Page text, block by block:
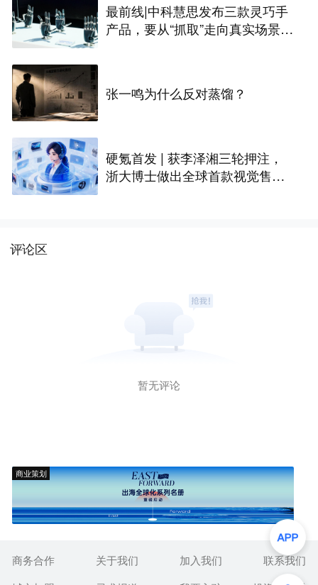
最前线|中科慧思发布三款灵巧手
产品，要从“抓取”走向真实场景作
张一鸣为什么反对蒸馏？
硬氪首发 | 获李泽湘三轮押注，
浙大博士做出全球首款视觉售后
评论区
暂无评论
商业策划
商务合作 关于我们 加入我们
联系我们